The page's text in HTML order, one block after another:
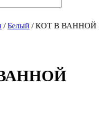
/Белый /КОТ В ВАННОЙ